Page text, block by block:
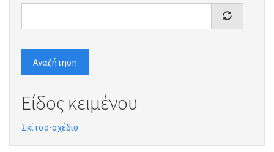
Αναζήτηση
Είδος κειμένου
Σκίτσο-σχέδιο